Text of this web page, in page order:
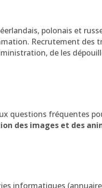
polonais et
Recrutement des
de les
questions fréquentes
des images et des
informatiques